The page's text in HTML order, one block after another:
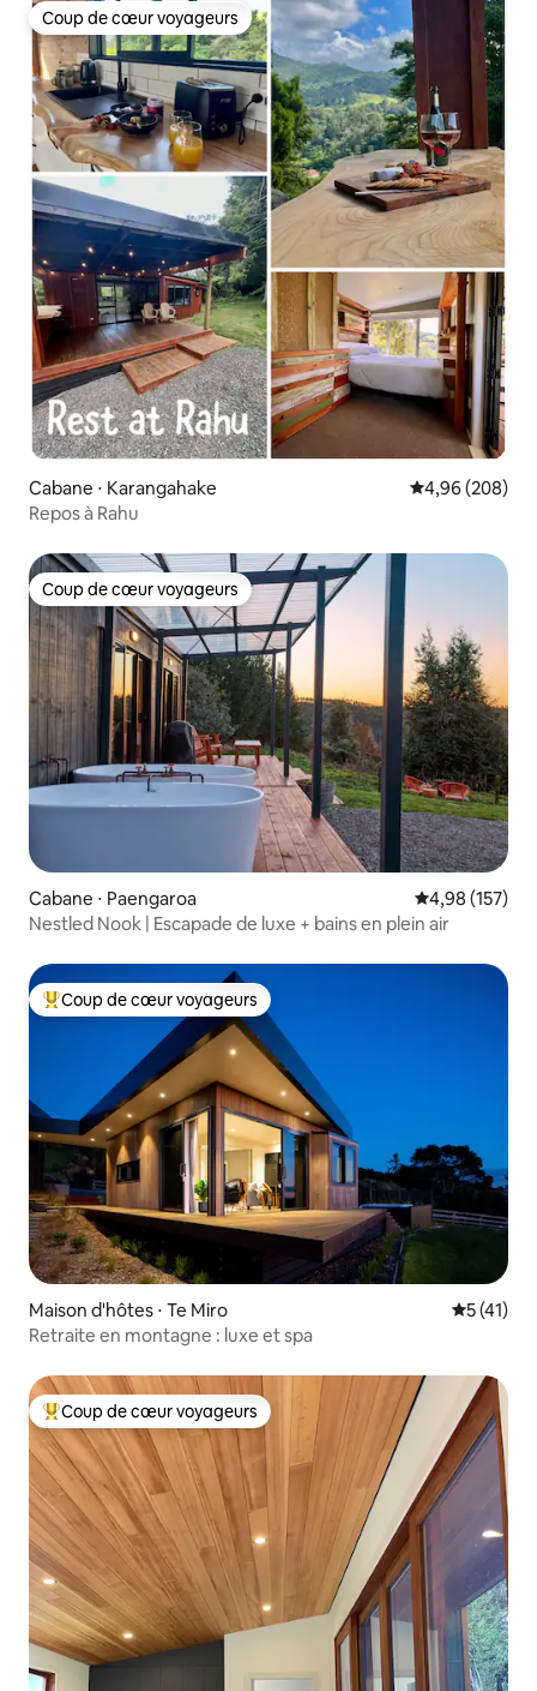
Coup de cœur voyageurs
Coup de cœur voyageurs
Cabane ⋅ Karangahake Évaluation
4,96 (208)
Repos à Rahu
Coup de cœur voyageurs
Coup de cœur voyageurs
Cabane ⋅ Paengaroa Évaluation
4,98 (157)
Nestled Nook | Escapade de luxe + bains en plein air
Coups de cœur voyageurs les plus appréciés
Coup de cœur voyageurs
Maison d'hôtes ⋅ Te Miro
5 (41)
Retraite en montagne : luxe et spa
Coups de cœur voyageurs les plus appréciés
Coup de cœur voyageurs